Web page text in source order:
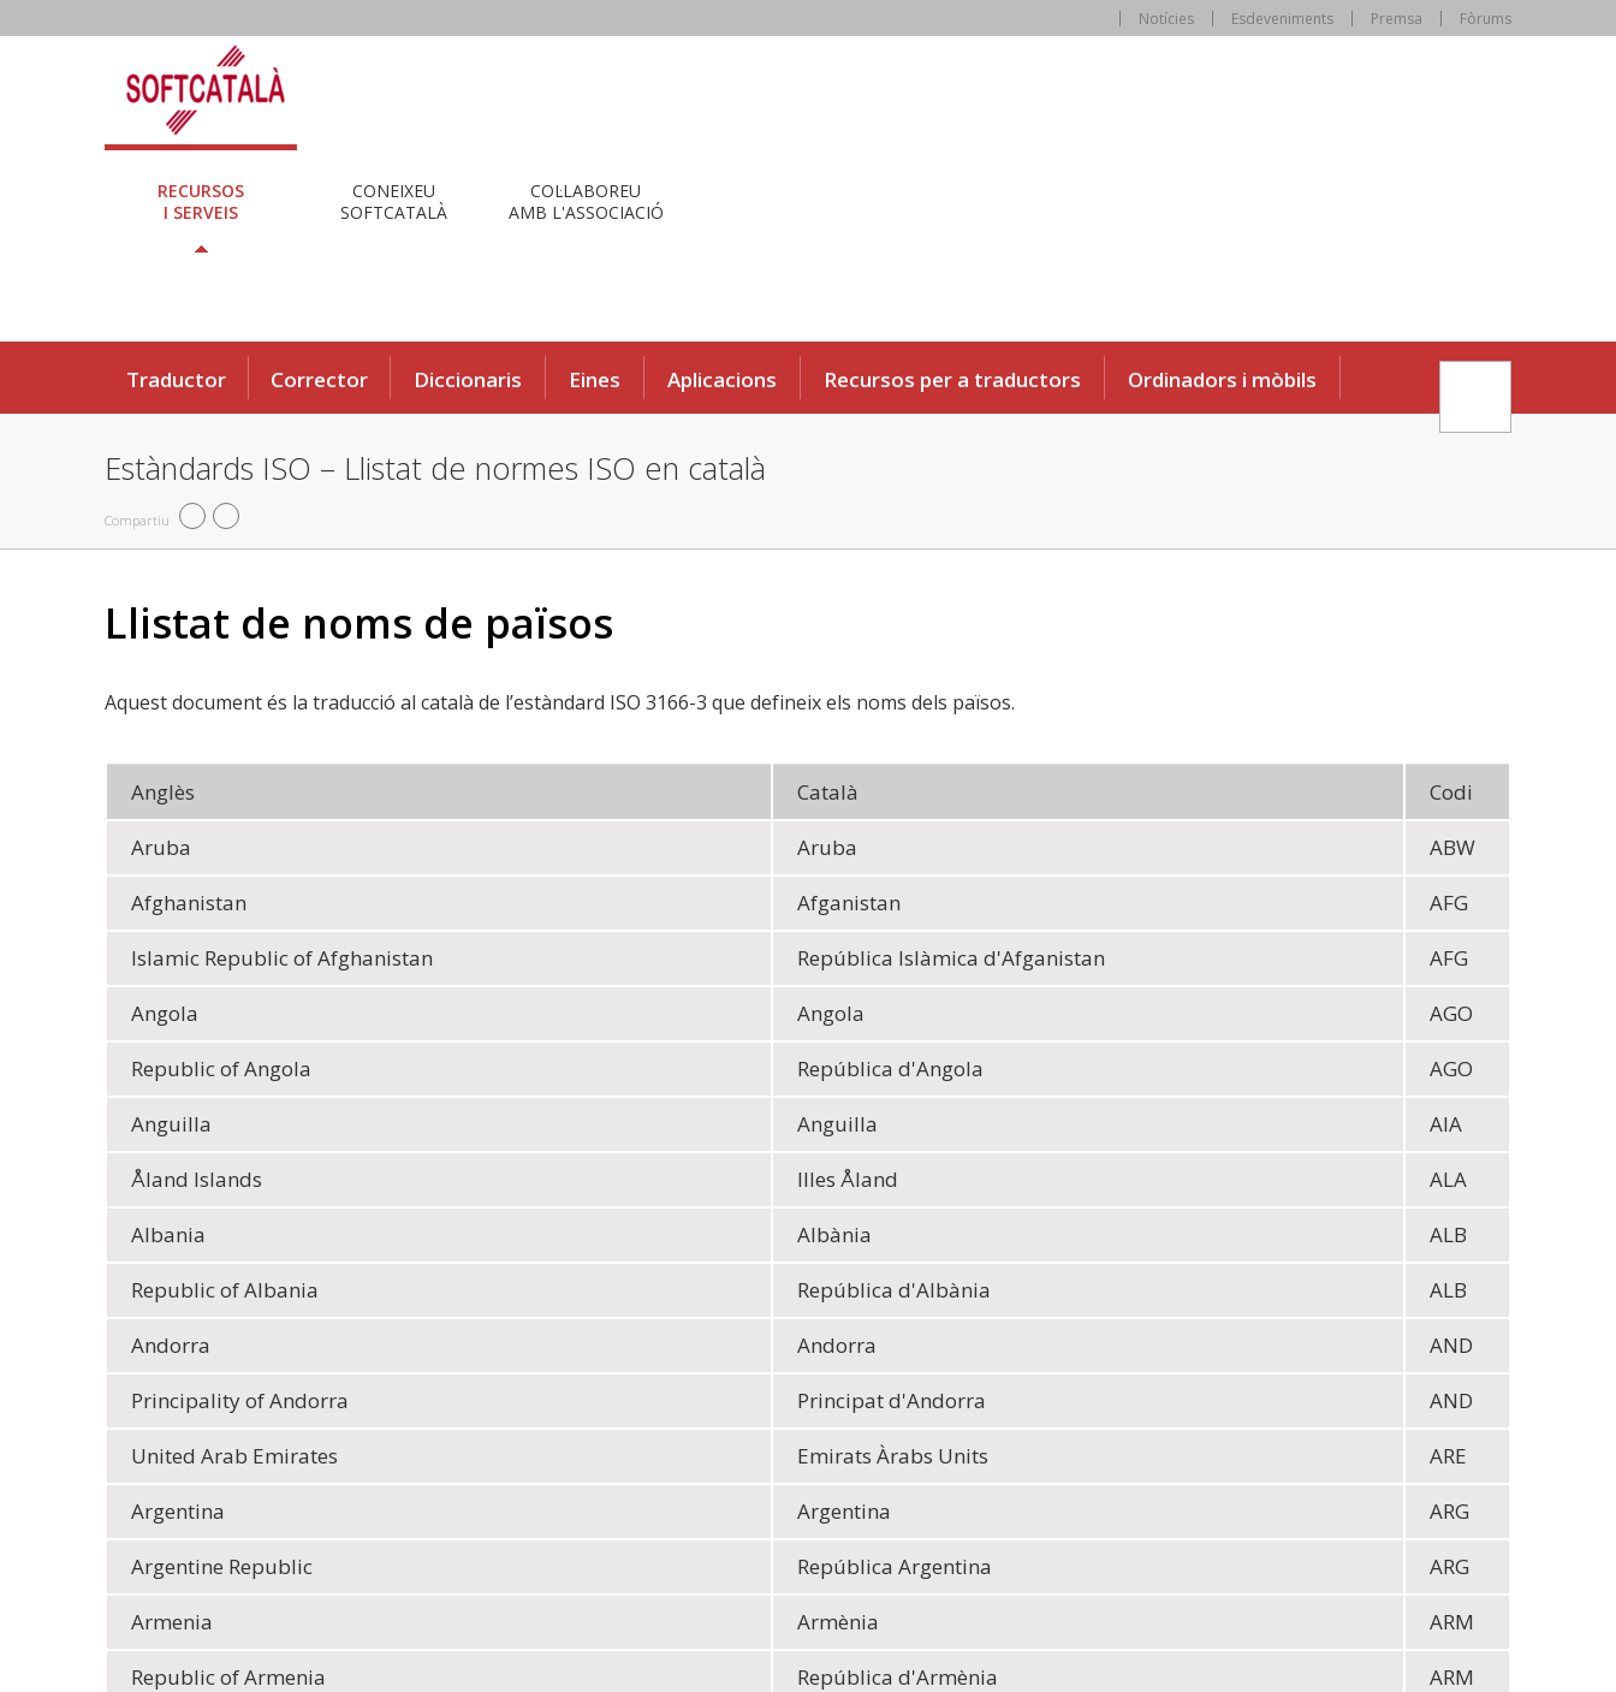
Notícies Esdeveniments Premsa Fòrums
RECURSOS
I SERVEIS
CONEIXEU
SOFTCATALÀ
COL·LABOREU
AMB L'ASSOCIACIÓ
Traductor Corrector Diccionaris Eines Aplicacions Recursos per a traductors Ordinadors i mòbils
Estàndards ISO – Llistat de normes ISO en català
Compartiu
Llistat de noms de països
Aquest document és la traducció al català de l’estàndard ISO 3166-3 que defineix els noms dels països.
Anglès Català
Codi
Aruba
Aruba
ABW
Afghanistan
Afganistan
AFG
Islamic Republic of Afghanistan
República Islàmica d'Afganistan
AFG
Angola
Angola
AGO
Republic of Angola
República d'Angola
AGO
Anguilla
Anguilla
AIA
Åland Islands
Illes Åland
ALA
Albania
Albània
ALB
Republic of Albania
República d'Albània
ALB
Andorra
Andorra
AND
Principality of Andorra
Principat d'Andorra
AND
United Arab Emirates
Emirats Àrabs Units
ARE
Argentina
Argentina
ARG
Argentine Republic
República Argentina
ARG
Armenia
Armènia
ARM
Republic of Armenia
República d'Armènia
ARM